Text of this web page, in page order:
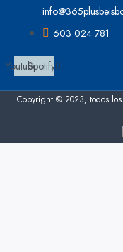
603 024 781
YoutubeSpotify
Copyright © 2023, todos los